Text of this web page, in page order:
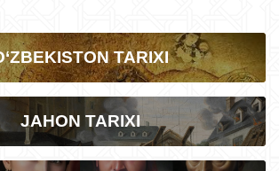
TARIXI
JAHON TARIXI